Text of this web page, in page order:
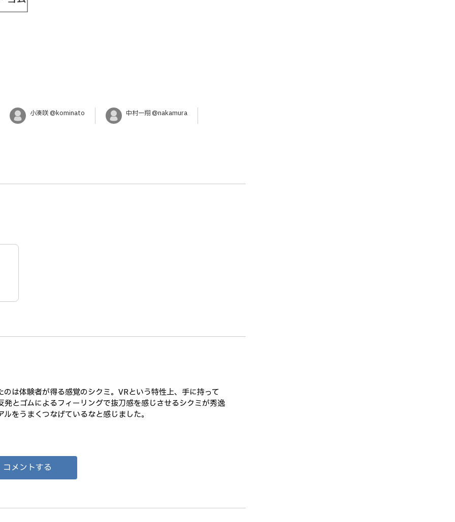
小湊咲 @kominato 中村一翔 @nakamura
は体験者が得る感覚のシクミ。VRという特性上、手に持って
とゴムによるフィーリングで抜刀感を感じさせるシクミが秀逸
をうまくつなげているなと感じました。
コメントする